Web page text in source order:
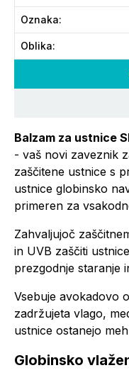
Balzam za ustnice
- vaš novi zaveznik
zaščitene ustnice s
ustnice globinsko
primeren za
Zahvaljujoč
in UVB zaščiti
prezgodnje staranje
Vsebuje avokadovo
zadržujeta vlago,
ustnice ostanejo
Globinsko
Oznaka:
Oblika: